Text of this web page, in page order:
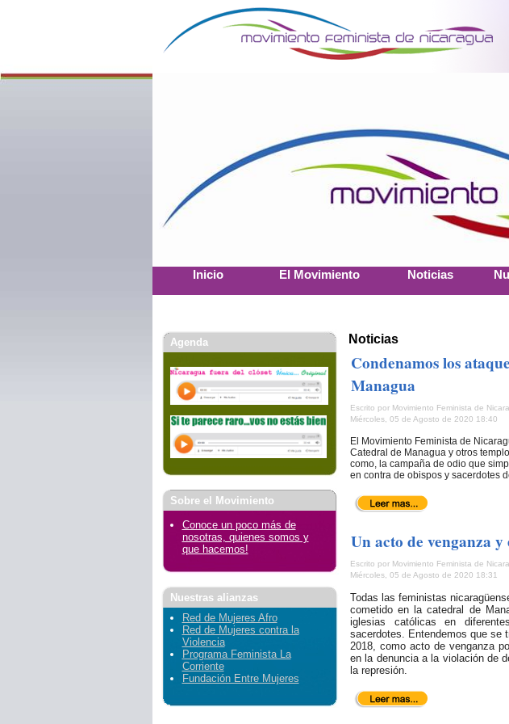
Inicio El Movimiento Noticias
Noticias
Condenamos los
Managua
Escrito por Movimiento Feminista de
Miércoles, 05 de Agosto de 2020 18:40
El Movimiento Feminista de
Catedral de Managua y otros
como, la campaña de odio que
en contra de obispos y sacerdotes
Un acto de venganza y
Escrito por Movimiento Feminista de
Miércoles, 05 de Agosto de 2020 18:31
Todas las feministas
cometido en la catedral de
iglesias católicas en
sacerdotes. Entendemos que se
2018, como acto de venganza
en la denuncia a la violación de
la represión.
Agenda
Sobre el Movimiento
Conoce un poco más de
nosotras, quienes somos y
que hacemos!
Nuestras alianzas
Red de Mujeres Afro
Red de Mujeres contra la
Violencia
Programa Feminista La
Corriente
Fundación Entre Mujeres